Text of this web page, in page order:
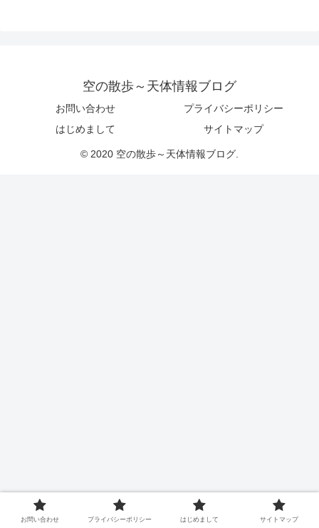
空の散歩～天体情報ブログ
お問い合わせ
プライバシーポリシー
はじめまして
サイトマップ
© 2020 空の散歩～天体情報ブログ.
お問い合わせ プライバシーポリシー はじめまして サイトマップ